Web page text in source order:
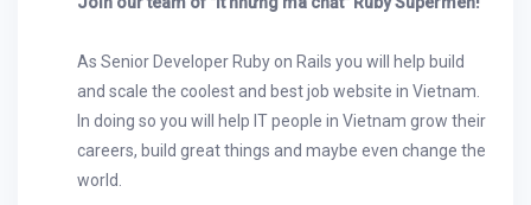
As Senior Developer Ruby on Rails you will help build
and scale the coolest and best job website in Vietnam.
In doing so you will help IT people in Vietnam grow their
careers, build great things and maybe even change the
world.